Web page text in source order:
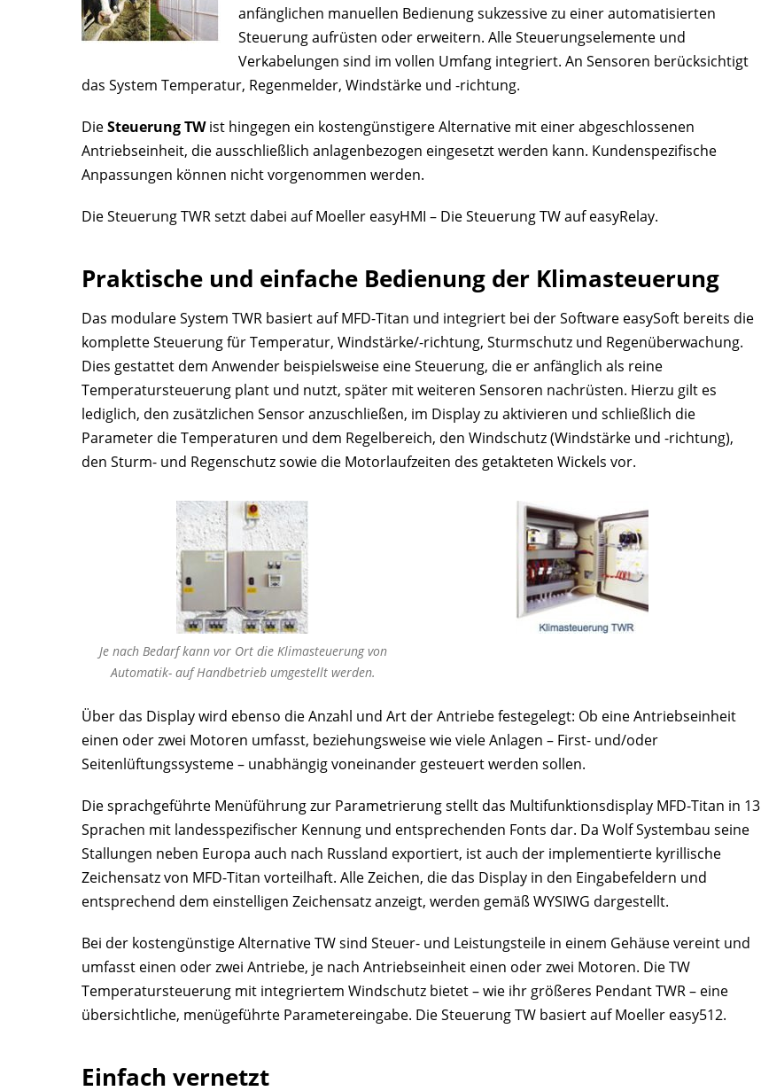
anfänglichen manuellen Bedienung sukzessive zu einer automatisierten
Steuerung aufrüsten oder erweitern. Alle Steuerungselemente und
Verkabelungen sind im vollen Umfang integriert. An Sensoren berücksichtigt
das System Temperatur, Regenmelder, Windstärke und -richtung.
DieSteuerung TWist hingegen ein kostengünstigere Alternative mit einer abgeschlossenen
Antriebseinheit, die ausschließlich anlagenbezogen eingesetzt werden kann. Kundenspezifische
Anpassungen können nicht vorgenommen werden.
Die Steuerung TWR setzt dabei auf Moeller easyHMI – Die Steuerung TW auf easyRelay.
Praktische und einfache Bedienung der Klimasteuerung
Das modulare System TWR basiert auf MFD-Titan und integriert bei der Software easySoft bereits die
komplette Steuerung für Temperatur, Windstärke/-richtung, Sturmschutz und Regenüberwachung.
Dies gestattet dem Anwender beispielsweise eine Steuerung, die er anfänglich als reine
Temperatursteuerung plant und nutzt, später mit weiteren Sensoren nachrüsten. Hierzu gilt es
lediglich, den zusätzlichen Sensor anzuschließen, im Display zu aktivieren und schließlich die
Parameter die Temperaturen und dem Regelbereich, den Windschutz (Windstärke und -richtung),
den Sturm- und Regenschutz sowie die Motorlaufzeiten des getakteten Wickels vor.
Je nach Bedarf kann vor Ort die Klimasteuerung von
Automatik- auf Handbetrieb umgestellt werden.
Über das Display wird ebenso die Anzahl und Art der Antriebe festegelegt: Ob eine Antriebseinheit
einen oder zwei Motoren umfasst, beziehungsweise wie viele Anlagen – First- und/oder
Seitenlüftungssysteme – unabhängig voneinander gesteuert werden sollen.
Die sprachgeführte Menüführung zur Parametrierung stellt das Multifunktionsdisplay MFD-Titan in 13
Sprachen mit landesspezifischer Kennung und entsprechenden Fonts dar. Da Wolf Systembau seine
Stallungen neben Europa auch nach Russland exportiert, ist auch der implementierte kyrillische
Zeichensatz von MFD-Titan vorteilhaft. Alle Zeichen, die das Display in den Eingabefeldern und
entsprechend dem einstelligen Zeichensatz anzeigt, werden gemäß WYSIWG dargestellt.
Bei der kostengünstige Alternative TW sind Steuer- und Leistungsteile in einem Gehäuse vereint und
umfasst einen oder zwei Antriebe, je nach Antriebseinheit einen oder zwei Motoren. Die TW
Temperatursteuerung mit integriertem Windschutz bietet – wie ihr größeres Pendant TWR – eine
übersichtliche, menügeführte Parametereingabe. Die Steuerung TW basiert auf Moeller easy512.
Einfach vernetzt